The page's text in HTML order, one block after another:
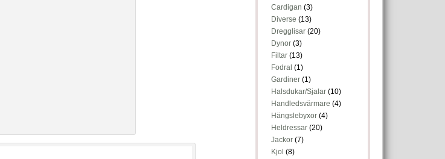
Cardigan (3)
Diverse (13)
Dregglisar (20)
Dynor (3)
Filtar (13)
Fodral (1)
Gardiner (1)
Halsdukar/Sjalar (10)
Handledsvärmare (4)
Hängslebyxor (4)
Heldressar (20)
Jackor (7)
Kjol (8)